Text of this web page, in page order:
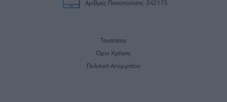
Αριθμός Πιστοποίησης: 242175
Ταυτότητα
Όροι Χρήσης
Πολιτική Απορρήτου